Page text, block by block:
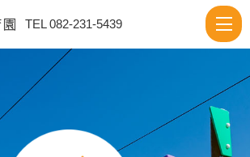
お
正
月
TEL 082-231-5439